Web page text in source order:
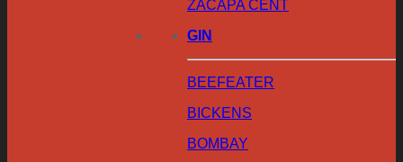
ZACAPA CENT
GIN
BEEFEATER
BICKENS
BOMBAY